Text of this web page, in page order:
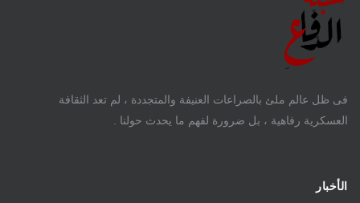
فى ظل عالم ملئ بالصراعات العنيفة والمتجددة ، لم تعد الثقافة
العسكرية رفاهية ، بل ضرورة لفهم ما يحدث حولنا .
الأخبار